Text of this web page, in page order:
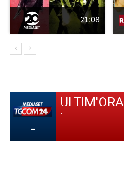
21:08
-
ULTIM'ORA
-